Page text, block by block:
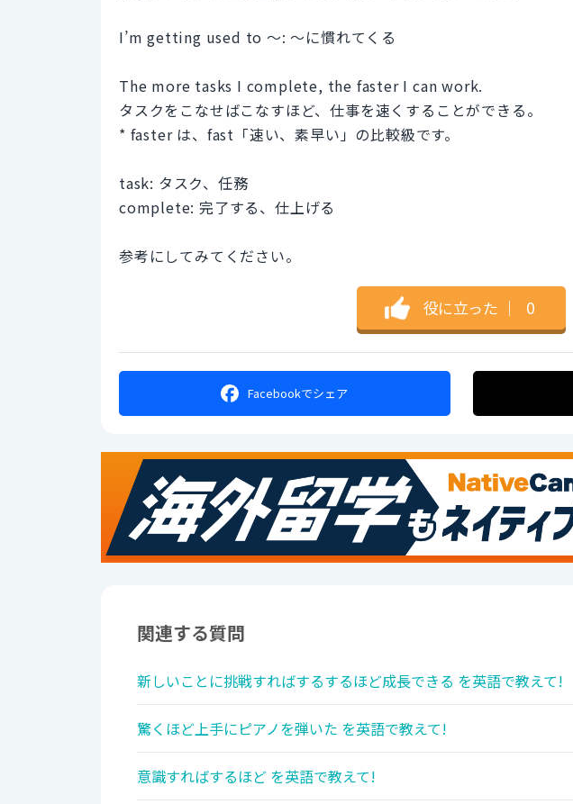
I’m getting used to 〜: 〜に慣れてくる
The more tasks I complete, the faster I can work.
タスクをこなせばこなすほど、仕事を速くすることができる。
* faster は、fast「速い、素早い」の比較級です。
task: タスク、任務
complete: 完了する、仕上げる
参考にしてみてください。
役に立った ｜ 0
Facebookでシェア
関連する質問
新しいことに挑戦すればするするほど成長できる を英語で教えて!
驚くほど上手にピアノを弾いた を英語で教えて!
意識すればするほど を英語で教えて!